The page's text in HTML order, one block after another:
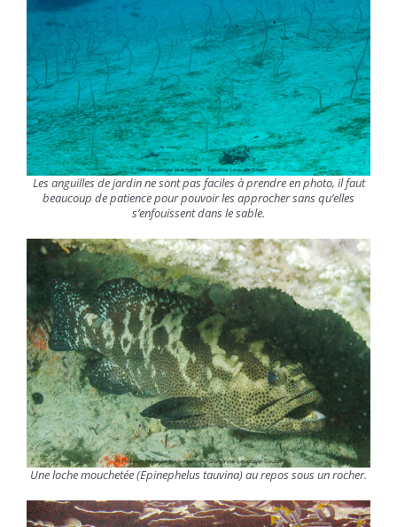
Les anguilles de jardin ne sont pas faciles à prendre en photo, il faut
beaucoup de patience pour pouvoir les approcher sans qu’elles
s’enfouissent dans le sable.
Une loche mouchetée (Epinephelus tauvina) au repos sous un rocher.